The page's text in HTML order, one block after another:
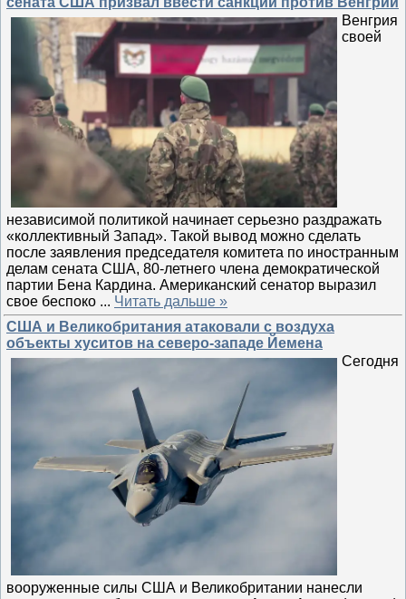
Венгрия
своей
независимой политикой начинает серьезно раздражать
«коллективный Запад». Такой вывод можно сделать
после заявления председателя комитета по иностранным
делам сената США, 80-летнего члена демократической
партии Бена Кардина. Американский сенатор выразил
свое беспоко ... Читать дальше »
США и Великобритания атаковали с воздуха
объекты хуситов на северо-западе Йемена
Сегодня
вооруженные силы США и Великобритании нанесли